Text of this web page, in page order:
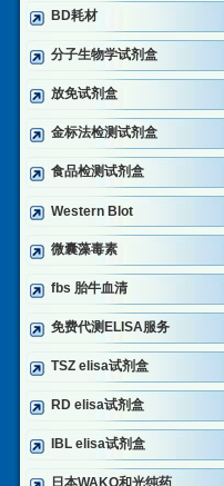
BD耗材
分子生物学试剂盒
放免试剂盒
金标法检测试剂盒
食品检测试剂盒
Western Blot
微囊藻毒素
fbs 胎牛血清
免费代测ELISA服务
TSZ elisa试剂盒
RD elisa试剂盒
IBL elisa试剂盒
日本WAKO和光纯药